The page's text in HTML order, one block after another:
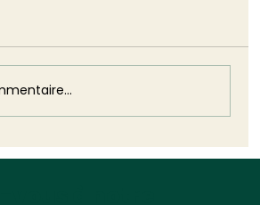
Avocate associée
durable dans la
n’est pas une
prise en compte des
sociaux et